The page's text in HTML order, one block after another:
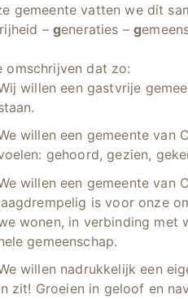
gemeente vatten we dit
– generaties –g
omschrijven dat zo:
willen een gastvrije
willen een gemeente van
gehoord, gezien,
willen een gemeente van
is voor onze
wonen, in verbinding met
gemeenschap.
willen nadrukkelijk een
zit! Groeien in geloof en